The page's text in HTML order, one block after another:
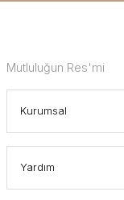
Mutluluğun Res'mi
Kurumsal
Yardım